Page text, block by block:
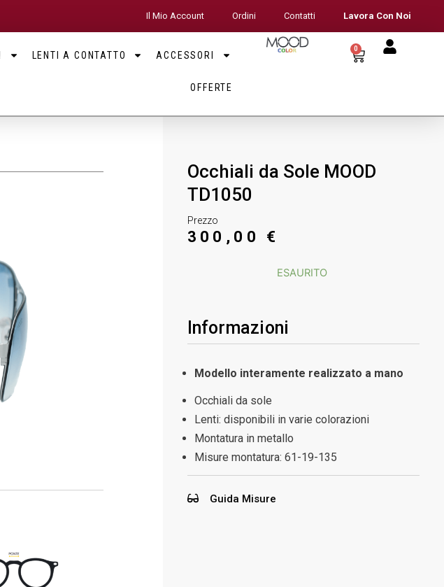
Il Mio Account Ordini Contatti Lavora Con Noi
LENTI A CONTATTO ACCESSORI
OFFERTE
0
Occhiali da Sole MOOD
TD1050
Prezzo
300,00 €
ESAURITO
Informazioni
Modello interamente realizzato a mano
Occhiali da sole
Lenti: disponibili in varie colorazioni
Montatura in metallo
Misure montatura: 61-19-135
Guida Misure